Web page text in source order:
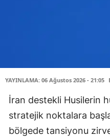
YAYINLAMA: 06 Ağustos 2026 - 21:05
İran destekli Husilerin
stratejik noktalara
bölgede tansiyonu